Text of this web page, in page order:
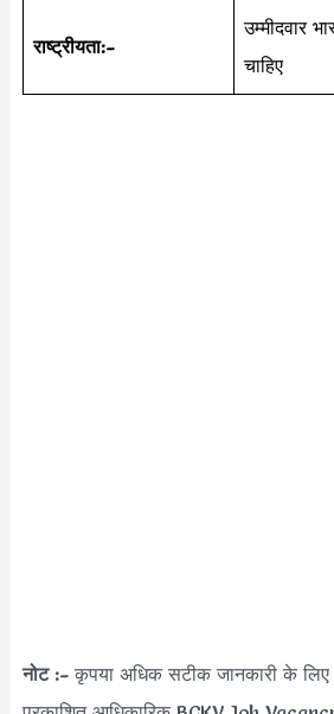
राष्ट्रीयता:-
उम्मीदवार
चाहिए
नोट :-कृपया अधिक सटीक जानकारी के लिए